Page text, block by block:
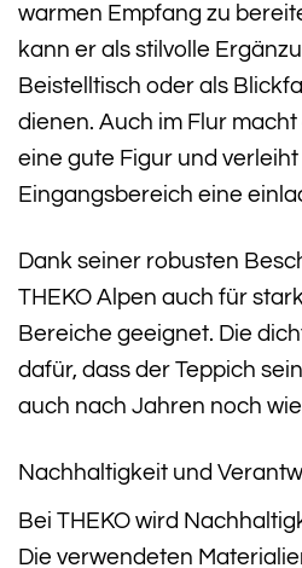
warmen Empfang zu
kann er als stilvolle
Beistelltisch oder als
dienen. Auch im Flur macht
eine gute Figur und
Eingangsbereich eine
Dank seiner robusten
THEKO Alpen auch für
Bereiche geeignet. Die
dafür, dass der Teppich
auch nach Jahren noch
Nachhaltigkeit und
Bei THEKO wird
Die verwendeten